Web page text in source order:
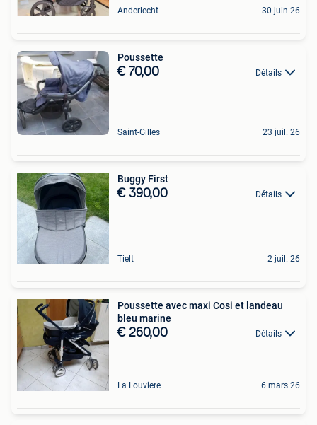
Anderlecht 30 juin 26
Poussette
€ 70,00 Détails
Saint-Gilles 23 juil. 26
Buggy First
€ 390,00 Détails
Tielt 2 juil. 26
Poussette avec maxi Cosi et landeau
bleu marine
€ 260,00 Détails
La Louviere 6 mars 26